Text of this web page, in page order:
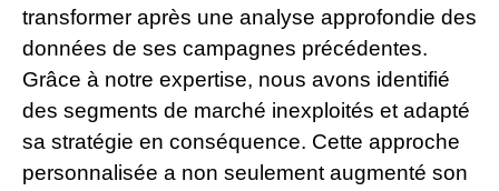
transformer après une analyse approfondie des
données de ses campagnes précédentes.
Grâce à notre expertise, nous avons identifié
des segments de marché inexploités et adapté
sa stratégie en conséquence. Cette approche
personnalisée a non seulement augmenté son